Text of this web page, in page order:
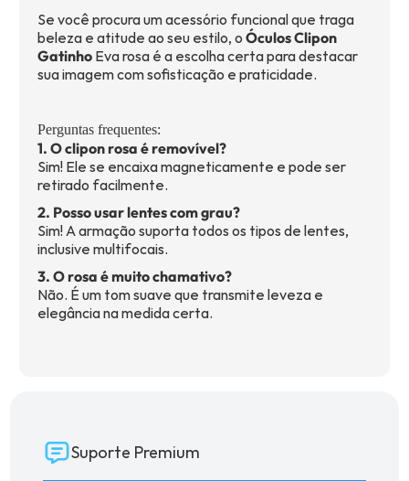
Se você procura um acessório funcional que traga
beleza e atitude ao seu estilo, o Óculos Clipon
Gatinho Eva rosa é a escolha certa para destacar
sua imagem com sofisticação e praticidade.
Perguntas frequentes:
1. O clipon rosa é removível?
Sim! Ele se encaixa magneticamente e pode ser
retirado facilmente.
2. Posso usar lentes com grau?
Sim! A armação suporta todos os tipos de lentes,
inclusive multifocais.
3. O rosa é muito chamativo?
Não. É um tom suave que transmite leveza e
elegância na medida certa.
Suporte Premium